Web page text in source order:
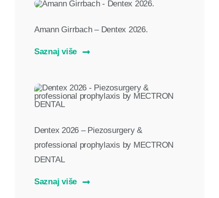
Amann Girrbach – Dentex 2026.
Saznaj više
Dentex 2026 – Piezosurgery &
professional prophylaxis by MECTRON
DENTAL
Saznaj više